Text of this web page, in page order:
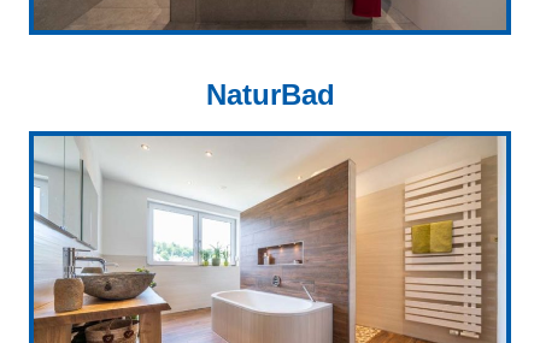
NaturBad